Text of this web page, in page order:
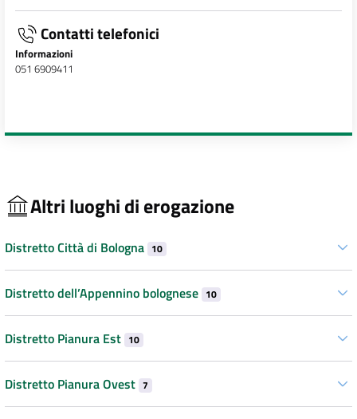
Contatti telefonici
Informazioni
051 6909411
Altri luoghi di erogazione
Distretto Città di Bologna 10
Distretto dell’Appennino bolognese 10
Distretto Pianura Est 10
Distretto Pianura Ovest 7